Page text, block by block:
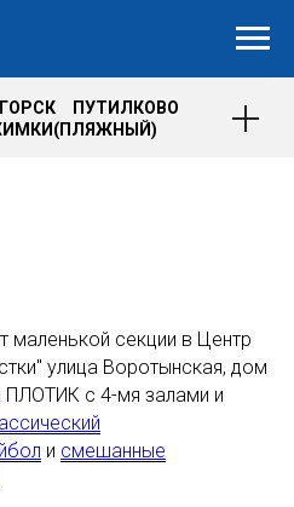
ПУТИЛКОВО
маленькой секции в Центр
улица Воротынская, дом
с 4-мя залами и
и смешанные